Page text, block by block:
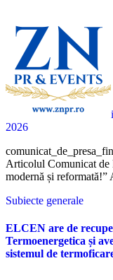
2026
comunicat_de_presa_finalizare_proiect_digitalizare_PNRR 2026
Articolul Comunicat de
modernă și reformată!”
Subiecte generale
ELCEN are de
Termoenergetica și
sistemul de